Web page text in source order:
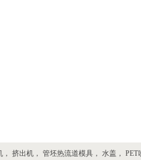
挤出机， 管坯热流道模具， 水盖，